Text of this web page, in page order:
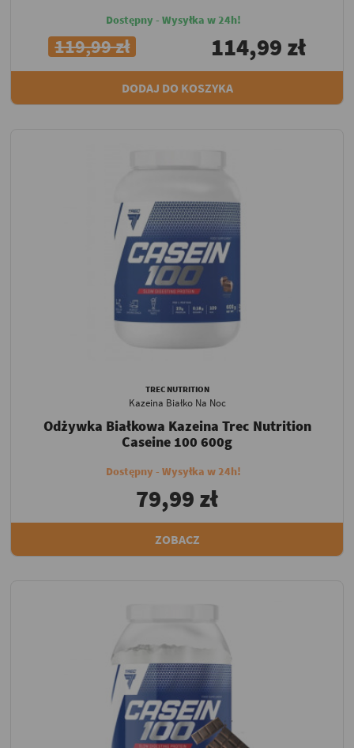
Dostępny - Wysyłka w 24h!
119,99 zł 114,99 zł
DODAJ DO KOSZYKA
TREC NUTRITION
Kazeina Białko Na Noc
Odżywka Białkowa Kazeina Trec Nutrition
Caseine 100 600g
Dostępny - Wysyłka w 24h!
79,99 zł
ZOBACZ